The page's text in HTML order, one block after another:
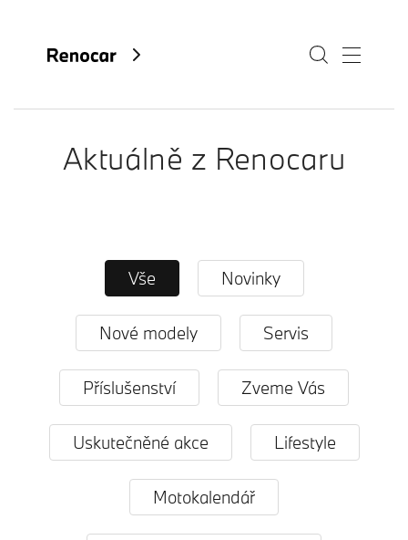
O nás
Fan e-shop
Aktuálně z Renocaru
Vše Novinky
Nové modely Servis
Příslušenství Zveme Vás
Uskutečněné akce Lifestyle
Motokalendář